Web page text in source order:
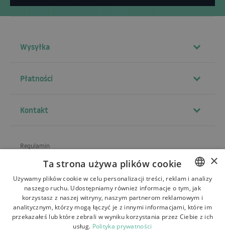
Wysyłka
Płatności
Kontakt
Regulamin
Wysyłka
Zwroty i reklamacje
POLISH
BULGARIAN
×
Ta strona używa plików cookie
Używamy plików cookie w celu personalizacji treści, reklam i analizy
naszego ruchu. Udostępniamy również informacje o tym, jak
korzystasz z naszej witryny, naszym partnerom reklamowym i
analitycznym, którzy mogą łączyć je z innymi informacjami, które im
przekazałeś lub które zebrali w wyniku korzystania przez Ciebie z ich
usług. Polityka prywatności